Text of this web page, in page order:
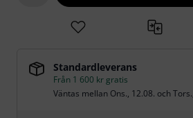
Standardleverans
Från 1 600 kr gratis
Väntas mellan Ons., 12.08. och